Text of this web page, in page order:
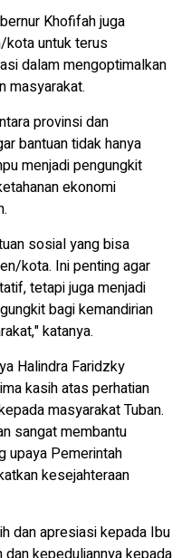
Khofifah juga
kota untuk terus
dalam mengoptimalkan
masyarakat.
provinsi dan
bantuan tidak hanya
menjadi pengungkit
ekonomi
sosial yang bisa
kota. Ini penting agar
tetapi juga menjadi
bagi kemandirian
katanya.
Halindra Faridzky
kasih atas perhatian
masyarakat Tuban.
sangat membantu
upaya Pemerintah
kesejahteraan
dan apresiasi kepada Ibu